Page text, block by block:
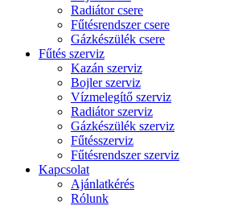
Radiátor csere
Fűtésrendszer csere
Gázkészülék csere
Fűtés szerviz
Kazán szerviz
Bojler szerviz
Vízmelegítő szerviz
Radiátor szerviz
Gázkészülék szerviz
Fűtésszerviz
Fűtésrendszer szerviz
Kapcsolat
Ajánlatkérés
Rólunk